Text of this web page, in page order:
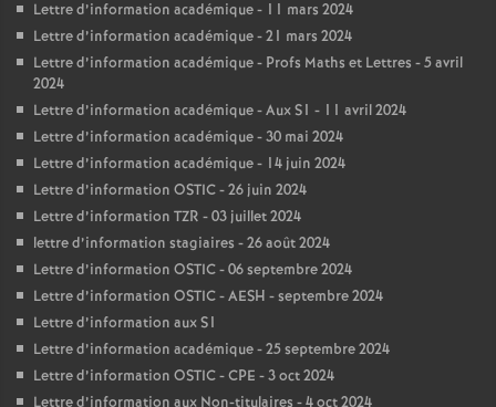
Lettre d’information académique - 11 mars 2024
Lettre d’information académique - 21 mars 2024
Lettre d’information académique - Profs Maths et Lettres - 5 avril
2024
Lettre d’information académique - Aux S1 - 11 avril 2024
Lettre d’information académique - 30 mai 2024
Lettre d’information académique - 14 juin 2024
Lettre d’information OSTIC - 26 juin 2024
Lettre d’information TZR - 03 juillet 2024
lettre d’information stagiaires - 26 août 2024
Lettre d’information OSTIC - 06 septembre 2024
Lettre d’information OSTIC - AESH - septembre 2024
Lettre d’information aux S1
Lettre d’information académique - 25 septembre 2024
Lettre d’information OSTIC - CPE - 3 oct 2024